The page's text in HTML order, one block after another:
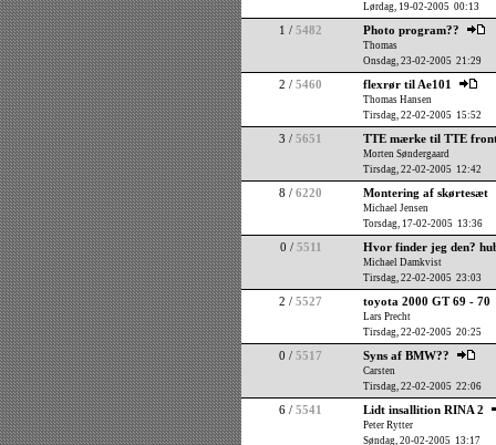
Lørdag, 19-02-2005 00:13
1 / 5482 Photo program??
Thomas
Onsdag, 23-02-2005 21:29
2 / 5460 flexrør til Ae101
Thomas Hansen
Tirsdag, 22-02-2005 15:52
3 / 5651 TTE mærke til TTE
Morten Søndergaard
Tirsdag, 22-02-2005 12:42
8 / 6220 Montering af skørtesæt
Michael Jensen
Torsdag, 17-02-2005 13:36
0 / 5511 Hvor finder jeg den?
Michael Damkvist
Tirsdag, 22-02-2005 23:03
2 / 5527 toyota 2000 GT 69 - 70
Lars Precht
Tirsdag, 22-02-2005 20:25
0 / 5517 Syns af BMW??
Carsten
Tirsdag, 22-02-2005 22:06
6 / 5541 Lidt insallition RINA 2
Peter Rytter
Søndag, 20-02-2005 13:17